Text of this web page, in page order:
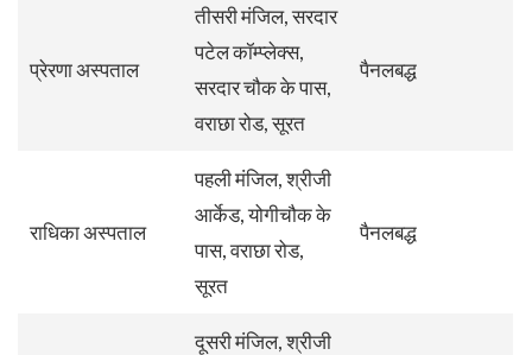
प्रेरणा अस्पताल
तीसरी मंजिल, सरदार
पटेल कॉम्प्लेक्स,
सरदार चौक के पास,
वराछा रोड, सूरत
पैनलबद्ध
राधिका अस्पताल
पहली मंजिल, श्रीजी
आर्केड, योगीचौक के
पास, वराछा रोड,
सूरत
पैनलबद्ध
दूसरी मंजिल, श्रीजी